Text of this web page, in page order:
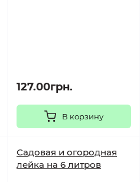
127.00грн.
В корзину
Садовая и огородная
лейка на 6 литров